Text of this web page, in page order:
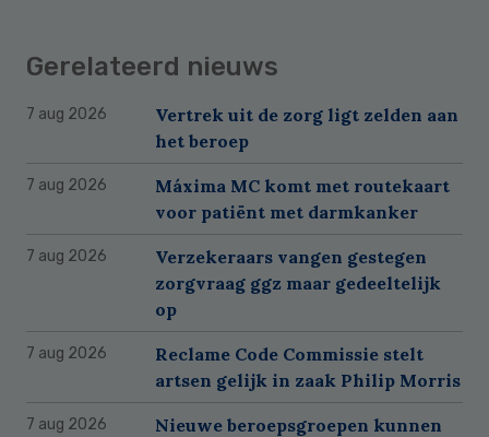
Gerelateerd nieuws
7 aug 2026
Vertrek uit de zorg ligt zelden aan
het beroep
7 aug 2026
Máxima MC komt met routekaart
voor patiënt met darmkanker
7 aug 2026
Verzekeraars vangen gestegen
zorgvraag ggz maar gedeeltelijk
op
7 aug 2026
Reclame Code Commissie stelt
artsen gelijk in zaak Philip Morris
7 aug 2026
Nieuwe beroepsgroepen kunnen